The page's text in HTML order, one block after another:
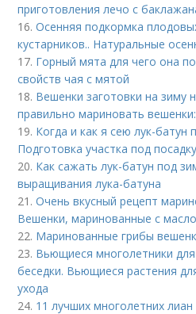
приготовления лечо с
16.Осенняя подкормка
кустарников.. Натуральные
17. Горный мята для чего она
свойств чая с мятой
18. Вешенки заготовки на зиму
правильно мариновать
19. Когда и как я сею лук-батун
Подготовка участка под
20. Как сажать лук-батун под
выращивания лука-батуна
21.Очень вкусный рецепт
Вешенки, маринованные с
22. Маринованные грибы
23. Вьющиеся многолетники
беседки. Вьющиеся растения
ухода
24. 11 лучших многолетних